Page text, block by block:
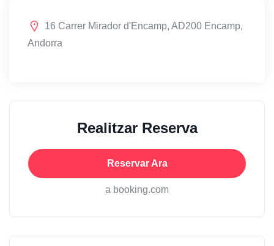
16 Carrer Mirador d'Encamp, AD200 Encamp,
Andorra
Realitzar Reserva
Reservar Ara
a booking.com